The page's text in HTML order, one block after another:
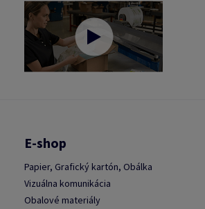
E-shop
Papier, Grafický kartón, Obálka
Vizuálna komunikácia
Obalové materiály